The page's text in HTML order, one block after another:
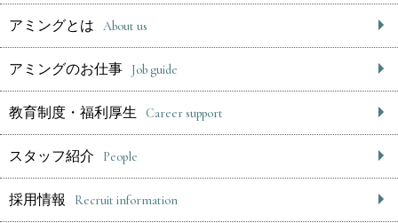
アミングとは About us
アミングのお仕事 Job guide
教育制度・福利厚生 Career support
スタッフ紹介 People
採用情報 Recruit information